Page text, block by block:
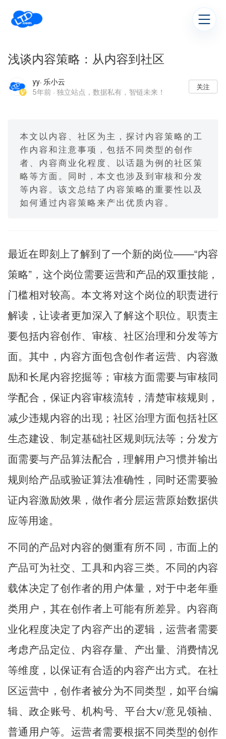
浅谈内容策略：从内容到社区
yy· 乐小云
5年前 · 独立站点，数据私有，智链未来！
关注
本文以内容、社区为主，探讨内容策略的工
作内容和注意事项，包括不同类型的创作
者、内容商业化程度、以话题为例的社区策
略等方面。同时，本文也涉及到审核和分发
等内容。该文总结了内容策略的重要性以及
如何通过内容策略来产出优质内容。
最近在即刻上了解到了一个新的岗位——“内容
策略”，这个岗位需要运营和产品的双重技能，
门槛相对较高。本文将对这个岗位的职责进行
解读，让读者更加深入了解这个职位。职责主
要包括内容创作、审核、社区治理和分发等方
面。其中，内容方面包含创作者运营、内容激
励和长尾内容挖掘等；审核方面需要与审核同
学配合，保证内容审核流转，清楚审核规则，
减少违规内容的出现；社区治理方面包括社区
生态建设、制定基础社区规则玩法等；分发方
面需要与产品算法配合，理解用户习惯并输出
规则给产品或验证算法准确性，同时还需要验
证内容激励效果，做作者分层运营原始数据供
应等用途。
不同的产品对内容的侧重有所不同，市面上的
产品可为社交、工具和内容三类。不同的内容
载体决定了创作者的用户体量，对于中老年垂
类用户，其在创作者上可能有所差异。内容商
业化程度决定了内容产出的逻辑，运营者需要
考虑产品定位、内容存量、产出量、消费情况
等维度，以保证有合适的内容产出方式。在社
区运营中，创作者被分为不同类型，如平台编
辑、政企账号、机构号、平台大v/意见领袖、
普通用户等。运营者需要根据不同类型的创作